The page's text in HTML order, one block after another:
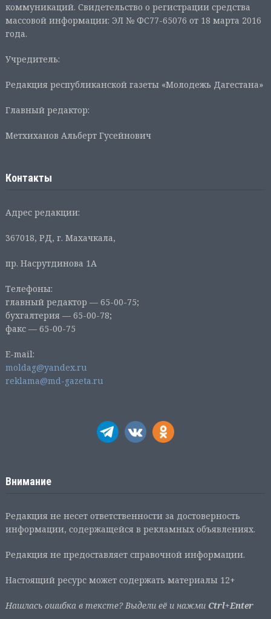
коммуникаций. Свидетельство о регистрации средства
массовой информации: ЭЛ № ФС77-65076 от 18 марта 2016
года.
Учредитель:
Редакция республиканской газеты «Молодежь Дагестана»
Главный редактор:
Метхиханов Альберт Гусейнович
Контакты
Адрес редакции:
367018, РД, г. Махачкала,
пр. Насрутдинова 1А
Телефоны:
главный редактор — 65-00-75;
бухгалтерия — 65-00-78;
факс — 65-00-75
E-mail:
moldag@yandex.ru
reklama@md-gazeta.ru
Внимание
Редакция не несет ответственности за достоверность
информации, содержащейся в рекламных объявлениях.
Редакция не предоставляет справочной информации.
Настоящий ресурс может содержать материалы 12+
Нашлась ошибка в тексте? Выдели её и нажми Ctrl+Enter